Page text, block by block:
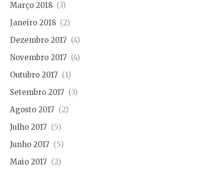
Março 2018 (3)
Janeiro 2018 (2)
Dezembro 2017 (4)
Novembro 2017 (4)
Outubro 2017 (1)
Setembro 2017 (3)
Agosto 2017 (2)
Julho 2017 (5)
Junho 2017 (5)
Maio 2017 (2)